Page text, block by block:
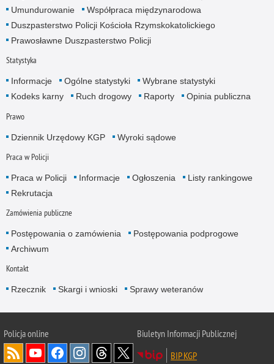
Umundurowanie
Współpraca międzynarodowa
Duszpasterstwo Policji Kościoła Rzymskokatolickiego
Prawosławne Duszpasterstwo Policji
Statystyka
Informacje Ogólne statystyki
Wybrane statystyki
Kodeks karny
Ruch drogowy Raporty Opinia publiczna
Prawo
Dziennik Urzędowy KGP Wyroki sądowe
Praca w Policji
Praca w Policji Informacje Ogłoszenia
Listy rankingowe
Rekrutacja
Zamówienia publiczne
Postępowania o zamówienia
Postępowania podprogowe
Archiwum
Kontakt
Rzecznik Skargi i wnioski Sprawy weteranów
Policjaonline
Biuletyn Informacji Publicznej
BIP KGP